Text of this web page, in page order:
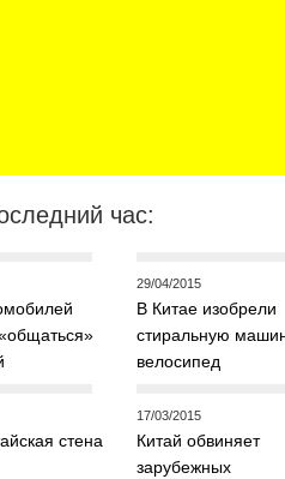
час:
29/04/2015
В Китае изобрели
стиральную
велосипед
стена
17/03/2015
Китай обвиняет
зарубежных